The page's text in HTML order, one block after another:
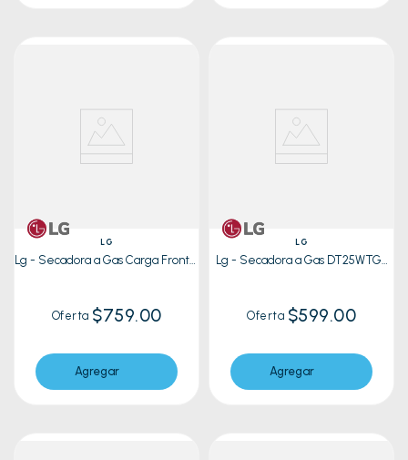
LG
Lg - Secadora a Gas Carga Frontal
Oferta $759.00
Agregar
LG
Lg - Secadora a Gas DT25WTGK
Oferta $599.00
Agregar